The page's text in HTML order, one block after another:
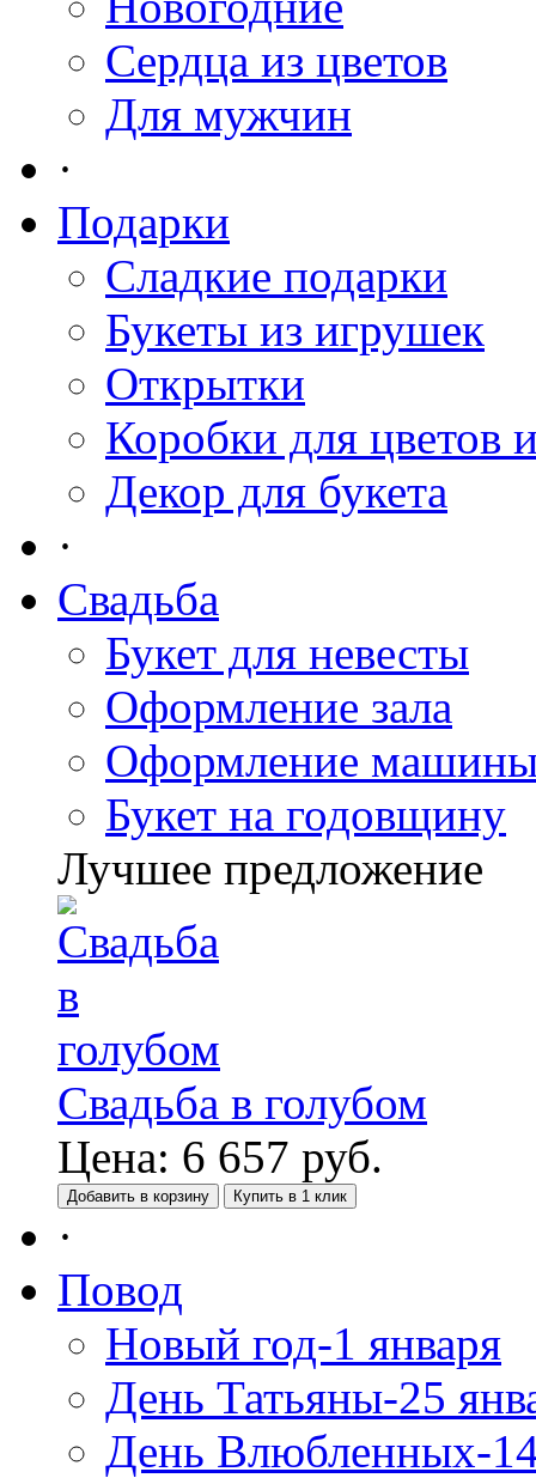
Сердца из цветов
Для мужчин
·
Подарки
Сладкие подарки
Букеты из игрушек
Открытки
Коробки для цветов
Декор для букета
·
Свадьба
Букет для невесты
Оформление зала
Оформление
Букет на годовщину
Лучшее предложение
Свадьба в голубом
Цена: 6 657 руб.
Добавить в корзину Купить в 1 клик
·
Повод
Новый год-1 января
День Татьяны-25
День Влюбленных-